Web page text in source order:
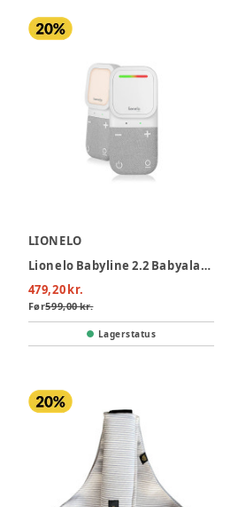
LIONELO
Lionelo Babyline 2.2 Babyalarm
479,20 kr.
Før599,00 kr.
Lagerstatus